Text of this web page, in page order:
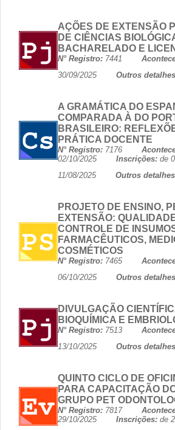
AÇÕES DE EXTENSÃO
DE CIÊNCIAS
BACHARELADO E
N° Registro: 7441
30/09/2025 Outros
A GRAMÁTICA DO
COMPARADA À DO
BRASILEIRO:
PRÁTICA DOCENTE
N° Registro: 7176
02/10/2025 Inscrições: de
11/08/2025 Outros
PROJETO DE ENSINO,
EXTENSÃO:
CONTROLE DE
FARMACÊUTICOS,
COSMÉTICOS
N° Registro: 7465
06/10/2025 Outros
DIVULGAÇÃO
BIOQUÍMICA E
N° Registro: 7513
13/10/2025 Outros
QUINTO CICLO DE
PARA CAPACITAÇÃO
GRUPO PET
N° Registro: 7817
29/10/2025 Inscrições: de